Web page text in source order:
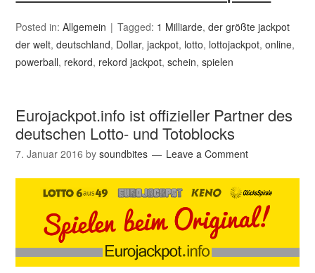
Posted in:Allgemein Tagged: 1 Milliarde,der größte jackpot
der welt,deutschland, Dollar,jackpot, lotto, lottojackpot,online,
powerball, rekord, rekord jackpot,schein,spielen
Eurojackpot.info ist offizieller Partner des
deutschen Lotto- und Totoblocks
7. Januar 2016 bysoundbites Leave a Comment